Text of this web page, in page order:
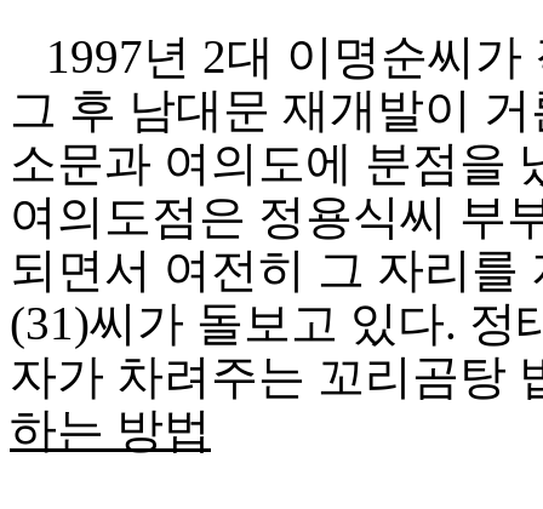
1997년 2대 이명순씨가
그 후 남대문 재개발이
소문과 여의도에 분점을
여의도점은 정용식씨 부
되면서 여전히 그 자리를
(31)씨가 돌보고 있다. 정
자가 차려주는 꼬리곰탕
하는 방법